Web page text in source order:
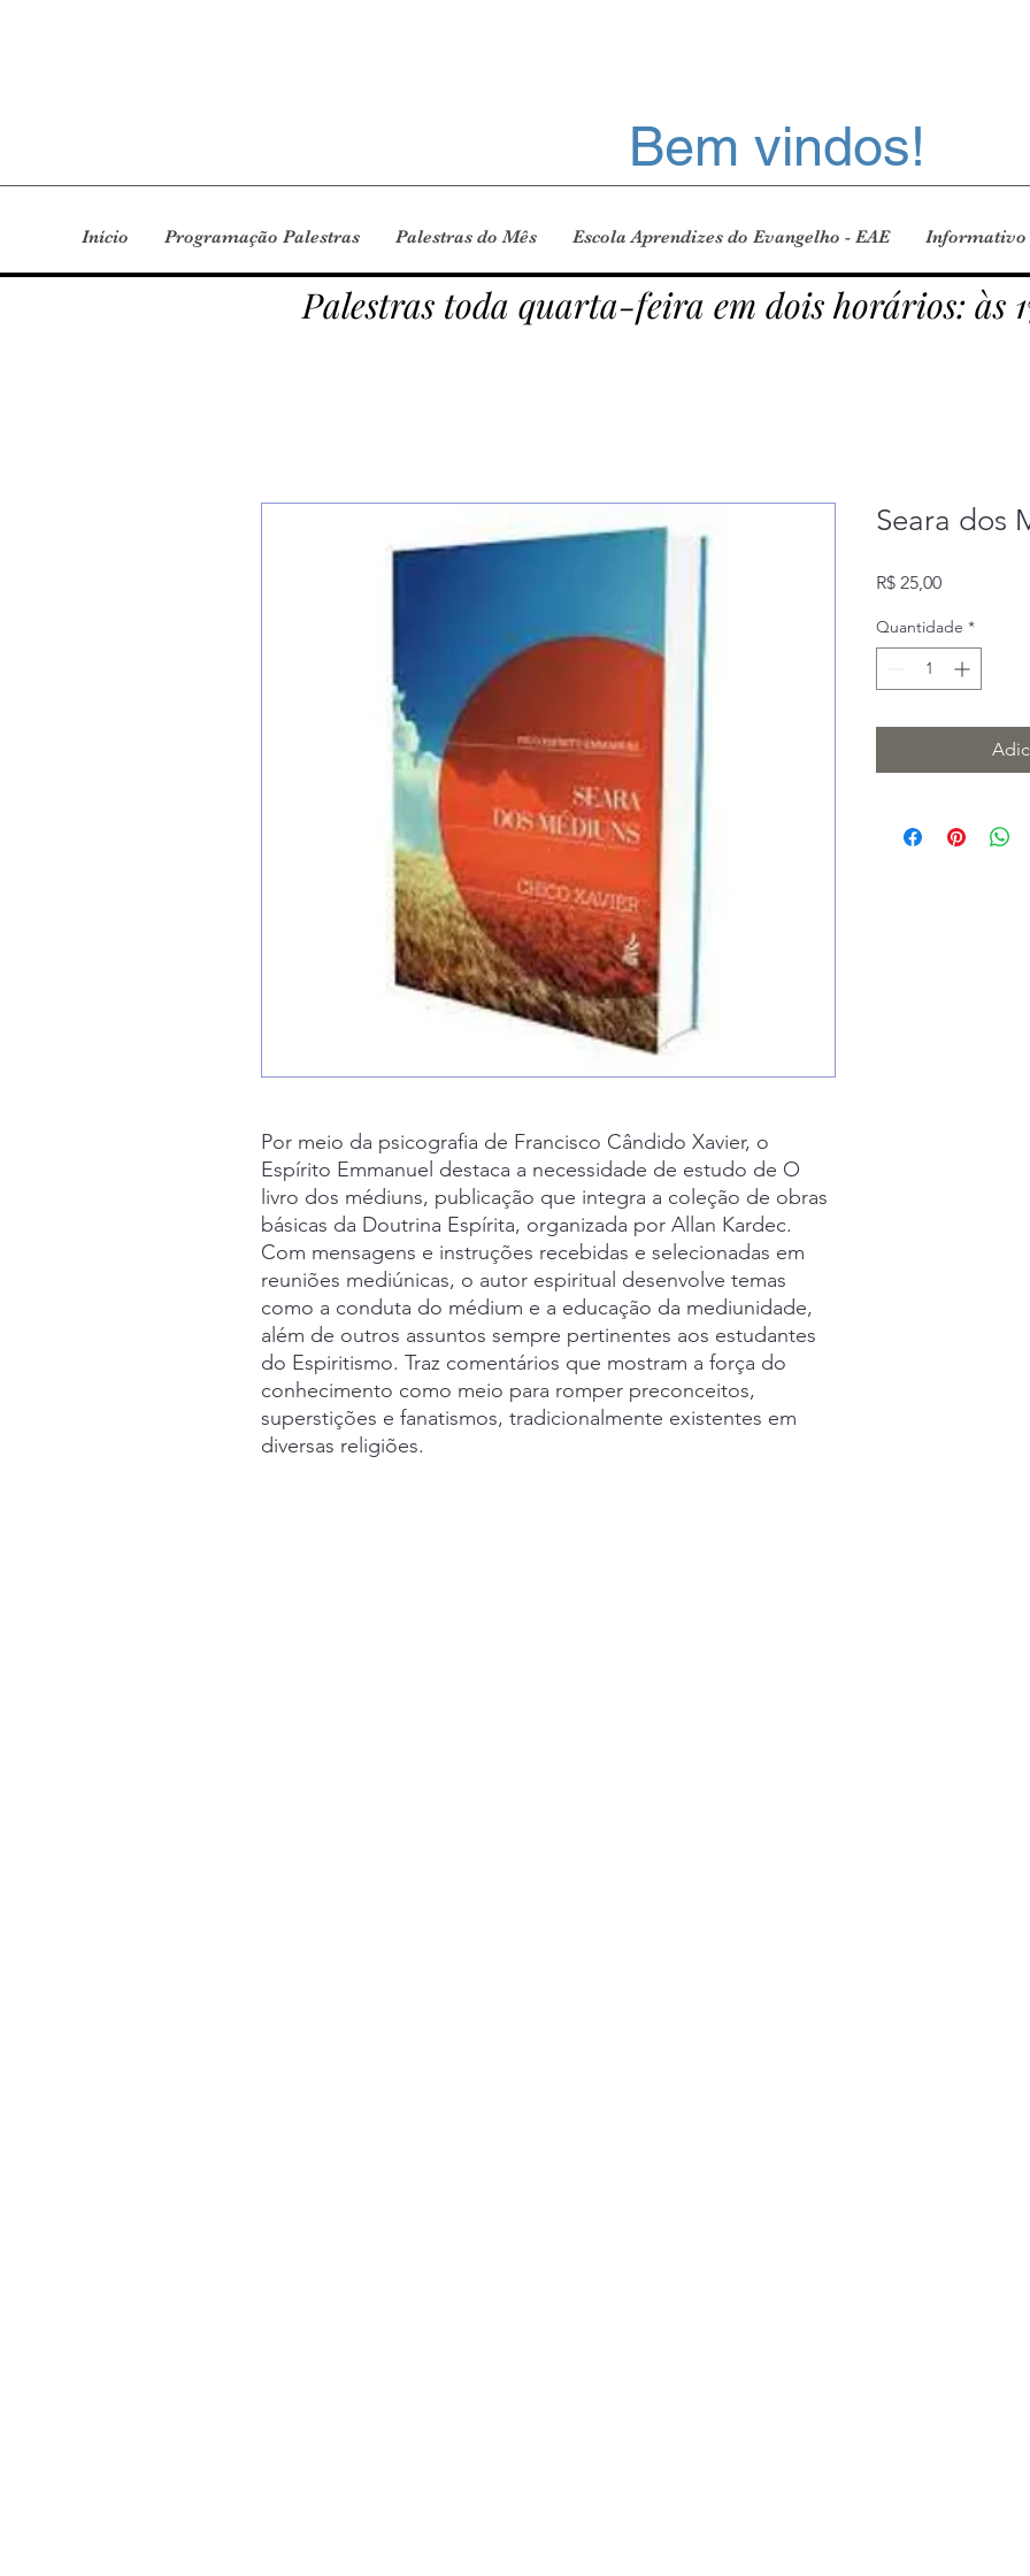
Bem vindos!
Início Programação Palestras Palestras do Mês Escola Aprendizes do Evangelho - EAE Informativo
Palestras toda quarta-feira em dois horários: às
Por meio da psicografia de Francisco Cândido Xavier, o
Espírito Emmanuel destaca a necessidade de estudo de O
livro dos médiuns, publicação que integra a coleção de obras
básicas da Doutrina Espírita, organizada por Allan Kardec.
Com mensagens e instruções recebidas e selecionadas em
reuniões mediúnicas, o autor espiritual desenvolve temas
como a conduta do médium e a educação da mediunidade,
além de outros assuntos sempre pertinentes aos estudantes
do Espiritismo. Traz comentários que mostram a força do
conhecimento como meio para romper preconceitos,
superstições e fanatismos, tradicionalmente existentes em
diversas religiões.
Seara dos
R$ 25,00Preço
Quantidade *